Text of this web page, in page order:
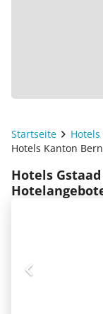
Startseite Hotels
Hotels Kanton Bern
Hotels